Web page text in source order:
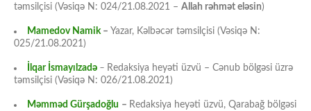
təmsilçisi (Vəsiqə N: 024/21.08.2021 – Allah rəhmət eləsin)
Mamedov Namik– Yazar, Kəlbəcər təmsilçisi (Vəsiqə N:
025/21.08.2021)
İlqar İsmayılzadə – Redaksiya heyəti üzvü – Cənub bölgəsi üzrə
təmsilçisi (Vəsiqə N: 026/21.08.2021)
Məmməd Gürşadoğlu – Redaksiya heyəti üzvü, Qarabağ bölgəsi